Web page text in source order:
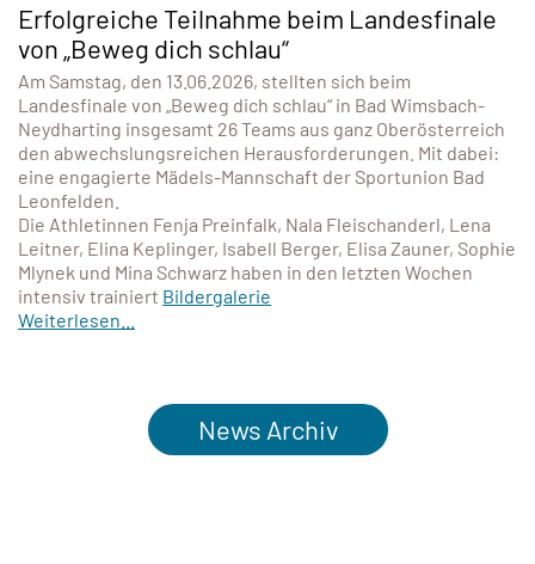
Erfolgreiche Teilnahme beim Landesfinale
von „Beweg dich schlau“
Am Samstag, den 13.06.2026, stellten sich beim
Landesfinale von „Beweg dich schlau“ in Bad Wimsbach-
Neydharting insgesamt 26 Teams aus ganz Oberösterreich
den abwechslungsreichen Herausforderungen. Mit dabei:
eine engagierte Mädels-Mannschaft der Sportunion Bad
Leonfelden.
Die Athletinnen Fenja Preinfalk, Nala Fleischanderl, Lena
Leitner, Elina Keplinger, Isabell Berger, Elisa Zauner, Sophie
Mlynek und Mina Schwarz haben in den letzten Wochen
intensiv trainiert Bildergalerie
Weiterlesen...
News Archiv